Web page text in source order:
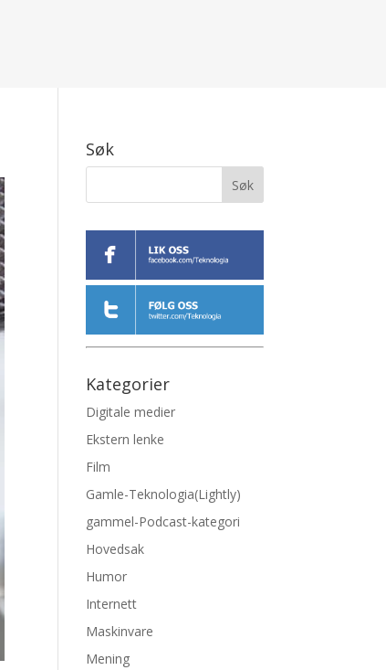
Søk
Kategorier
Digitale medier
Ekstern lenke
Film
Gamle-Teknologia(Lightly)
gammel-Podcast-kategori
Hovedsak
Humor
Internett
Maskinvare
Mening